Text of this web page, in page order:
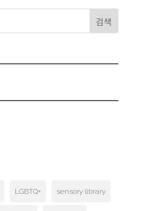
검색
LGBTQ+ sensory library